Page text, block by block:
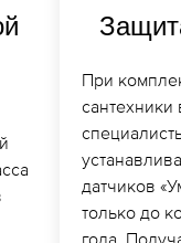
При
датчиков
только до
года.